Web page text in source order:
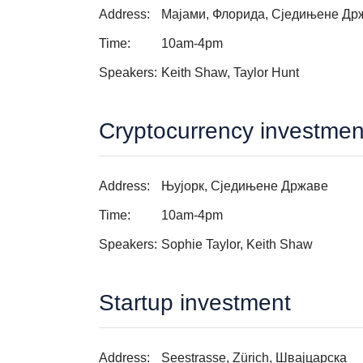
Address: Мајами, Флорида, Сједињене
Time: 10am-4pm
Speakers: Keith Shaw, Taylor Hunt
Cryptocurrency
Address: Њујорк, Сједињене Државе
Time: 10am-4pm
Speakers: Sophie Taylor, Keith Shaw
Startup investment
Address: Seestrasse, Zürich, Швајцарска